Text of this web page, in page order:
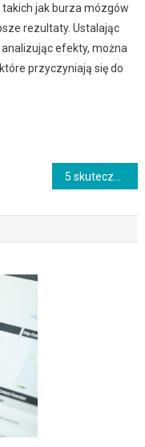
jak burza mózgów
rezultaty. Ustalając
efekty, można
przyczyniają się do